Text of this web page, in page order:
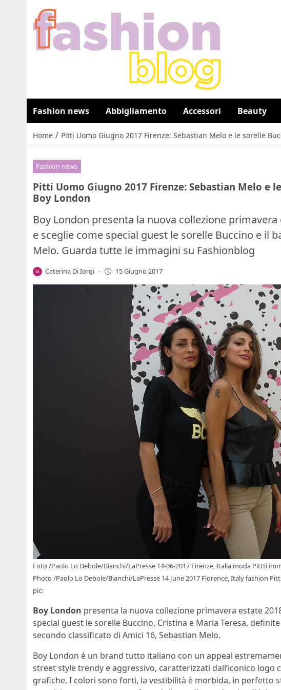
Fashion news Abbigliamento Accessori Beauty
Home / Pitti Uomo Giugno 2017 Firenze: Sebastian Melo e le sorelle
Fashion news
Pitti Uomo Giugno 2017 Firenze: Sebastian Melo e
Boy London
Boy London presenta la nuova collezione
e sceglie come special guest le sorelle Buccino e il
Melo. Guarda tutte le immagini su Fashionblog
Caterina Di Iorgi - 15 Giugno 2017
Foto /Paolo Lo Debole/Bianchi/LaPresse 14-06-2017 Firenze, Italia moda Pittti
Photo /Paolo Lo Debole/Bianchi/LaPresse 14 June 2017 Florence, Italy fashion
pic:
Boy London presenta la nuova collezione primavera estate
special guest le sorelle Buccino, Cristina e Maria Teresa,
secondo classificato di Amici 16, Sebastian Melo.
Boy London è un brand tutto italiano con un appeal
street style trendy e aggressivo, caratterizzati dall’iconico logo
grafiche. I colori sono forti, la vestibilità è morbida, in perfetto